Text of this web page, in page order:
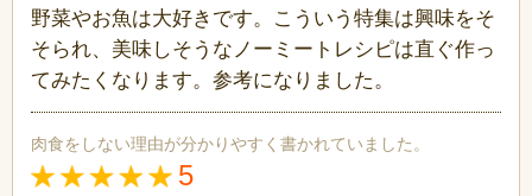
野菜やお魚は大好きです。こういう特集は興味をそ
そられ、美味しそうなノーミートレシピは直ぐ作っ
てみたくなります。参考になりました。
肉食をしない理由が分かりやすく書かれていました。
5